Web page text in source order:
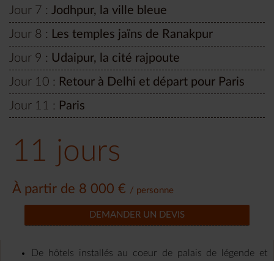
Jour 7 : Jodhpur, la ville bleue
Jour 8 : Les temples jaïns de Ranakpur
Jour 9 : Udaipur, la cité rajpoute
Jour 10 : Retour à Delhi et départ pour Paris
Jour 11 : Paris
11 jours
À partir de 8 000 € / personne
DEMANDER UN DEVIS
De hôtels installés au coeur de palais de légende et